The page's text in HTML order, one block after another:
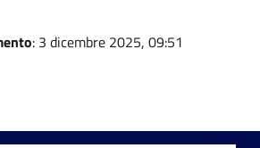
: 3 dicembre 2025, 09:51